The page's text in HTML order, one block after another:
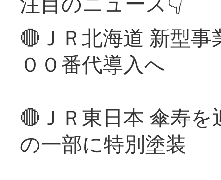
🔴ＪＲ北海道 新型
００番代導入へ
🔴ＪＲ東日本 傘寿
の一部に特別塗装